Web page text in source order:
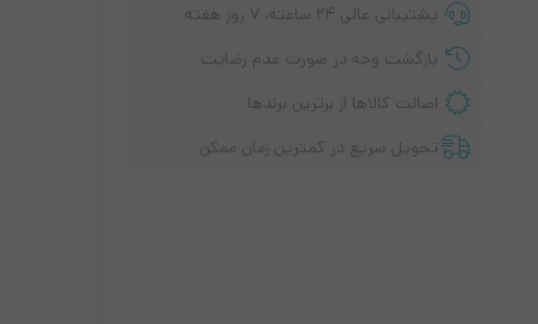
تاپ لنوو
پشتیبانی عالی ۲۴ ساعته، ۷ روز هفته
بازگشت وجه در صورت عدم رضایت
اصالت کالاها از برترین برندها
تحویل سریع در کمترین زمان ممکن